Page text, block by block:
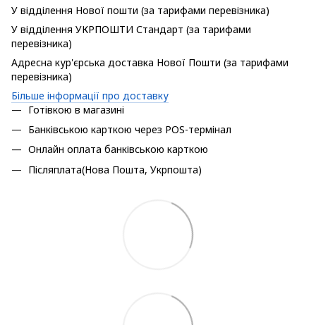
У відділення Нової пошти (за тарифами перевізника)
У відділення УКРПОШТИ Стандарт (за тарифами
перевізника)
Адресна кур'єрська доставка Нової Пошти (за тарифами
перевізника)
Більше інформації про доставку
Готівкою в магазині
Банківською карткою через POS-термінал
Онлайн оплата банківською карткою
Післяплата(Нова Пошта, Укрпошта)